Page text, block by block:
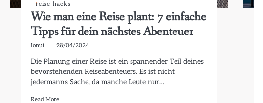
reise-hacks
Wie man eine Reise plant: 7 einfache
Tipps für dein nächstes Abenteuer
Ionut 28/04/2024
Die Planung einer Reise ist ein spannender Teil deines
bevorstehenden Reiseabenteuers. Es ist nicht
jedermanns Sache, da manche Leute nur…
Read More